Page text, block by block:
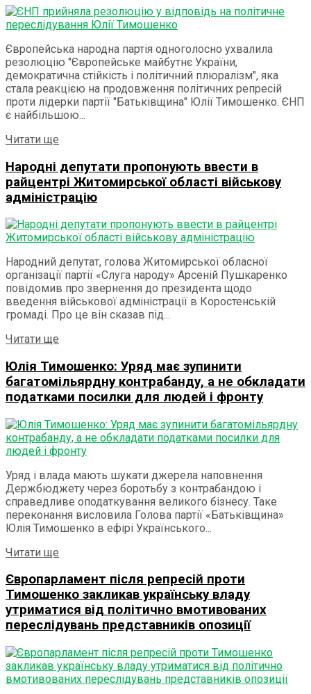
Європейська народна партія одноголосно ухвалила
резолюцію "Європейське майбутнє України,
демократична стійкість і політичний плюралізм", яка
стала реакцією на продовження політичних репресій
проти лідерки партії "Батьківщина" Юлії Тимошенко. ЄНП
є найбільшою...
Читати ще
Народні депутати пропонують ввести в
райцентрі Житомирської області військову
адміністрацію
Народний депутат, голова Житомирської обласної
організації партії «Слуга народу» Арсеній Пушкаренко
повідомив про звернення до президента щодо
введення військової адміністрації в Коростенській
громаді. Про це він сказав під...
Читати ще
Юлія Тимошенко: Уряд має зупинити
багатомільярдну контрабанду, а не обкладати
податками посилки для людей і фронту
Уряд і влада мають шукати джерела наповнення
Держбюджету через боротьбу з контрабандою і
справедливе оподаткування великого бізнесу. Таке
переконання висловила Голова партії «Батьківщина»
Юлія Тимошенко в ефірі Українського...
Читати ще
Європарламент після репресій проти
Тимошенко закликав українську владу
утриматися від політично вмотивованих
переслідувань представників опозиції